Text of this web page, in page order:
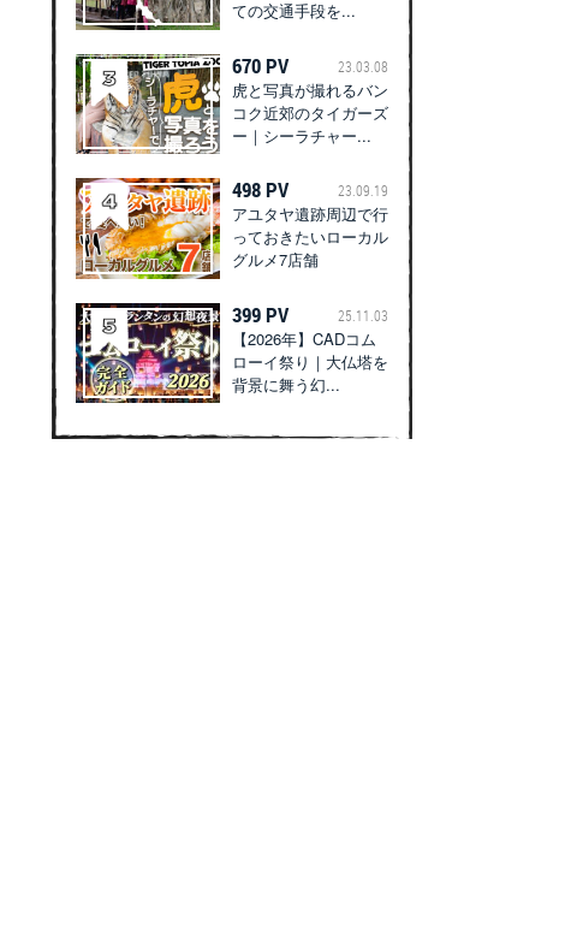
ての交通手段を...
670 PV 23.03.08
虎と写真が撮れるバン
コク近郊のタイガーズ
ー｜シーラチャー...
498 PV 23.09.19
アユタヤ遺跡周辺で行
っておきたいローカル
グルメ7店舗
399 PV 25.11.03
【2026年】CADコム
ローイ祭り｜大仏塔を
背景に舞う幻...